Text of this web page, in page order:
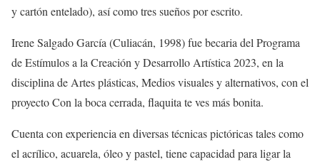
y cartón entelado), así como tres sueños por escrito.
Irene SalgadoGarcía (Culiacán, 1998)fue becaria del Programa
de Estímulos a la Creación y Desarrollo Artística 2023, en la
disciplina de Artes plásticas, Medios visuales y alternativos, con el
proyectoCon la boca cerrada, flaquita te ves más bonita.
Cuenta con experiencia en diversas técnicas pictóricas tales como
el acrílico, acuarela, óleo y pastel, tienecapacidad para ligar la